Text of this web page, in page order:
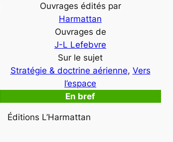
Ouvrages édités par
Harmattan
Ouvrages de
J-L Lefebvre
Sur le sujet
Stratégie & doctrine aérienne, Vers
l’espace
En bref
Éditions L’Harmattan